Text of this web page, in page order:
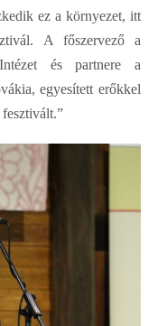
ez a környezet, itt
A főszervező a
és partnere a
egyesített erőkkel